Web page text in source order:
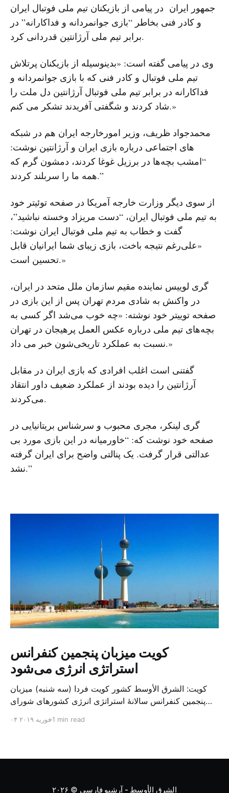
جمهور ایران در پیامی از بازیکنان تیم ملی فوتبال ایران
و کادر فنی بخاطر “بازی جوانمردانه و فداکارانه” در
برابر تیم ملی آرژانتین قدردانی کرد.
وی در پیامی گفته است: «بدینوسیله از بازیکنان پرتلاش
تیم ملی فوتبال و کادر فنی که با بازی جوانمردانه و
فداکارانه در برابر تیم ملی فوتبال آرژانتین دل ملت را
شاد کردند و شگفتی آفریدند تشکر می کنم.»
محمدجواد ظریف، وزیر امورخارجه ایران هم در شبکه
های اجتماعی درباره بازی ایران و آرژانتین نوشت:
“امشب بچه‌ها در برزیل غوغا کردند، دمشون گرم که
همه ما را سربلند کردند.”
از سوی دیگر وزارت خارجه آمریکا در صفحه توئیتر خود
به تیم ملی فوتبال ایران، “دست مریزاد وخسته نباشید”،
گفت و خطاب به تیم ملی فوتبال ایران نوشت:
«علی‌رغم نتیجه باخت، بازی زیبای شما ایرانیان قابل
تحسین است.»
گری لوییس نماینده مقیم سازمان ملل متحد در ایران،
در واکنش به شادی مردم تهران پس از این بازی در
صفحه توییتر خود نوشته: «چه خوب می‌شد اگر کسی به
بچه‌های تیم ملی درباره عکس العمل پرهیجان در تهران
نسبت به عملکرد تاریخی‌شون خبر می داد.»
گفتنی است اغلب افرادی که بازی ایران در مقابل
آرژانتین را دیده بودند از عملکرد ضعیف داور انتقاد
می‌کردند.
گری لینکر، مجری محبوب و سرشناس بریتانیایی در
صفحه خود نوشت که: “خاورمیانه در این بازی مورد بی
عدالتی قرار گرفت. یک پنالتی واضح برای ایران گرفته
نشد.”
کویت میزبان پنجمین کنفرانس
استراتژی انرژی می‌شود
کویت: الشرق الأوسط کشور کویت فردا (سه شنبه) میزبان
پنجمین کنفرانس سالانهٔ استراتژی انرژی کشورهای شورای
متخصص از شرکت‌های جهانی نفت و گاز در این کنفرانس
۰۴ فوریه ۲۰۱۹1 min read
الشرق الأوسط - آرشیو فارسی © ۲۰۲۶